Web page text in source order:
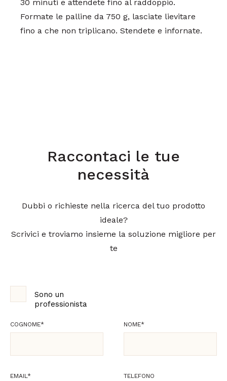
30 minuti e attendete fino al raddoppio.
Formate le palline da 750 g, lasciate lievitare
fino a che non triplicano. Stendete e infornate.
Raccontaci le tue
necessità
Dubbi o richieste nella ricerca del tuo prodotto
ideale?
Scrivici e troviamo insieme la soluzione migliore per
te
Sono un
professionista
COGNOME* NOME*
EMAIL * TELEFONO